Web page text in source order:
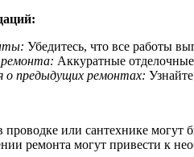
Убедитесь, что все работы
Аккуратные отделочные
о предыдущих ремонтах:
или сантехнике могут
ремонта могут привести к